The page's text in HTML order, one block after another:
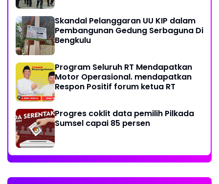
Skandal Pelanggaran UU KIP dalam
Pembangunan Gedung Serbaguna Di
Bengkulu
Program Seluruh RT Mendapatkan
Motor Operasional. mendapatkan
Respon Positif forum ketua RT
Progres coklit data pemilih Pilkada
Sumsel capai 85 persen